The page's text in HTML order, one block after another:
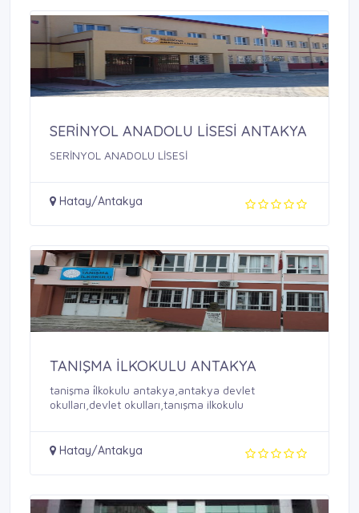
SERİNYOL ANADOLU LİSESİ ANTAKYA
SERİNYOL ANADOLU LİSESİ
Hatay/Antakya
TANIŞMA İLKOKULU ANTAKYA
tanişma i̇lkokulu antakya,antakya devlet
okulları,devlet okulları,tanışma ilkokulu
Hatay/Antakya